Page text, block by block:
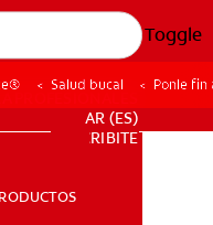
Toggle
PROFESIONALES
AR (ES)
SUSCRIBITE
Salud bucal Ponle fin